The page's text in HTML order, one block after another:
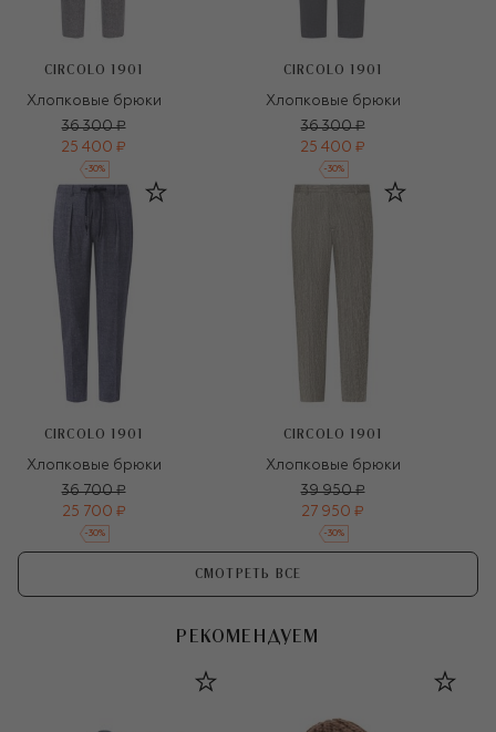
CIRCOLO 1901
Хлопковые брюки
36 300 ₽
25 400 ₽
-30%
CIRCOLO 1901
Хлопковые брюки
36 300 ₽
25 400 ₽
-30%
CIRCOLO 1901
Хлопковые брюки
36 700 ₽
25 700 ₽
-30%
CIRCOLO 1901
Хлопковые брюки
39 950 ₽
27 950 ₽
-30%
СМОТРЕТЬ ВСЕ
РЕКОМЕНДУЕМ